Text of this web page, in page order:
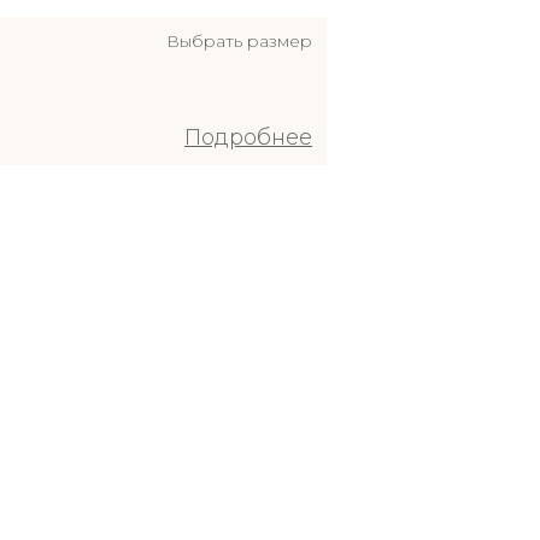
Выбрать размер
Подробнее